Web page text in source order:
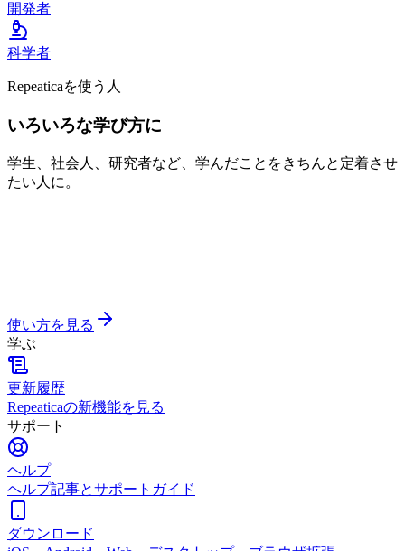
開発者
科学者
Repeaticaを使う人
いろいろな学び方に
学生、社会人、研究者など、学んだことをきちんと定着させ
たい人に。
使い方を見る
学ぶ
更新履歴
Repeaticaの新機能を見る
サポート
ヘルプ
ヘルプ記事とサポートガイド
ダウンロード